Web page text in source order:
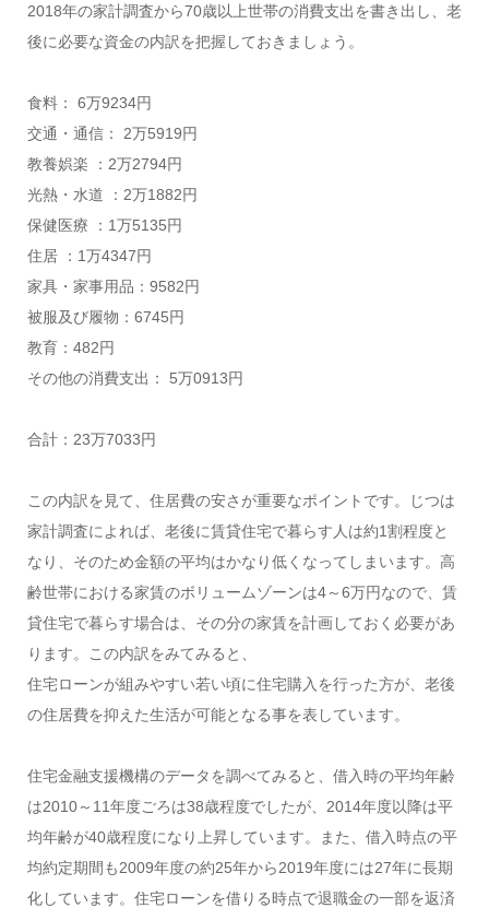
2018年の家計調査から70歳以上世帯の消費支出を書き出し、老
後に必要な資金の内訳を把握しておきましょう。
食料： 6万9234円
交通・通信： 2万5919円
教養娯楽 ：2万2794円
光熱・水道 ：2万1882円
保健医療 ：1万5135円
住居 ：1万4347円
家具・家事用品：9582円
被服及び履物：6745円
教育：482円
その他の消費支出： 5万0913円
合計：23万7033円
この内訳を見て、住居費の安さが重要なポイントです。じつは
家計調査によれば、老後に賃貸住宅で暮らす人は約1割程度と
なり、そのため金額の平均はかなり低くなってしまいます。高
齢世帯における家賃のボリュームゾーンは4～6万円なので、賃
貸住宅で暮らす場合は、その分の家賃を計画しておく必要があ
ります。この内訳をみてみると、
住宅ローンが組みやすい若い頃に住宅購入を行った方が、老後
の住居費を抑えた生活が可能となる事を表しています。
住宅金融支援機構のデータを調べてみると、借入時の平均年齢
は2010～11年度ごろは38歳程度でしたが、2014年度以降は平
均年齢が40歳程度になり上昇しています。また、借入時点の平
均約定期間も2009年度の約25年から2019年度には27年に長期
化しています。住宅ローンを借りる時点で退職金の一部を返済